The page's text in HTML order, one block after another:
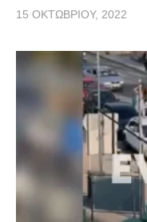
15 ΟΚΤΩΒΡΊΟΥ, 2022